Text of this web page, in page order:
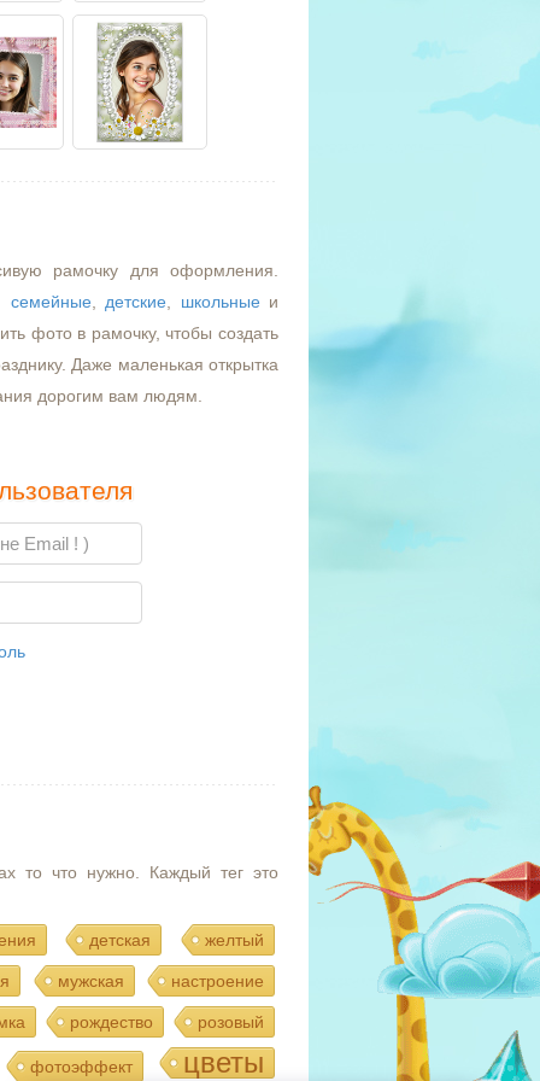
рамочку для оформления.
семейные детские школьные и
фото в рамочку, чтобы создать
Даже маленькая открытка
дорогим вам людям.
то что нужно. Каждый тег это
детская желтый
мужская настроение
рождество розовый
фотоэффект цветы